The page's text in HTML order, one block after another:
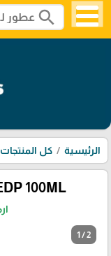
search
الرئيسية كل المنتجات
100ML
1 / 2